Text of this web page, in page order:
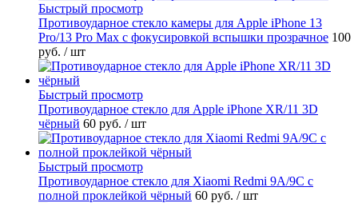
Быстрый просмотр
Противоударное стекло камеры для Apple iPhone 13
Pro/13 Pro Max с фокусировкой вспышки прозрачное 100
руб. / шт
Быстрый просмотр
Противоударное стекло для Apple iPhone XR/11 3D
чёрный 60 руб. / шт
Быстрый просмотр
Противоударное стекло для Xiaomi Redmi 9A/9C с
полной проклейкой чёрный 60 руб. / шт